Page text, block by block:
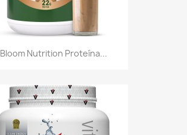
Bloom Nutrition Proteína...